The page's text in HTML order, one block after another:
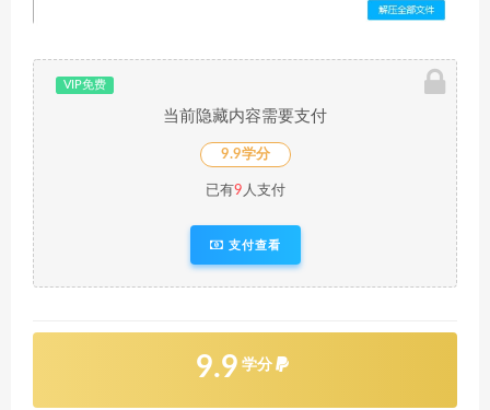
VIP免费
当前隐藏内容需要支付
9.9学分
已有9 人支付
支付查看
9.9 学分